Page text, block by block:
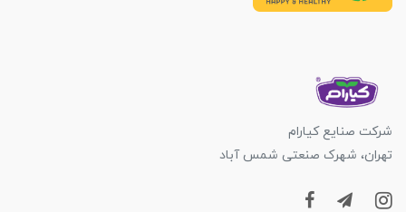
شرکت صنایع کیارام
تهران، شهرک صنعتی شمس آباد